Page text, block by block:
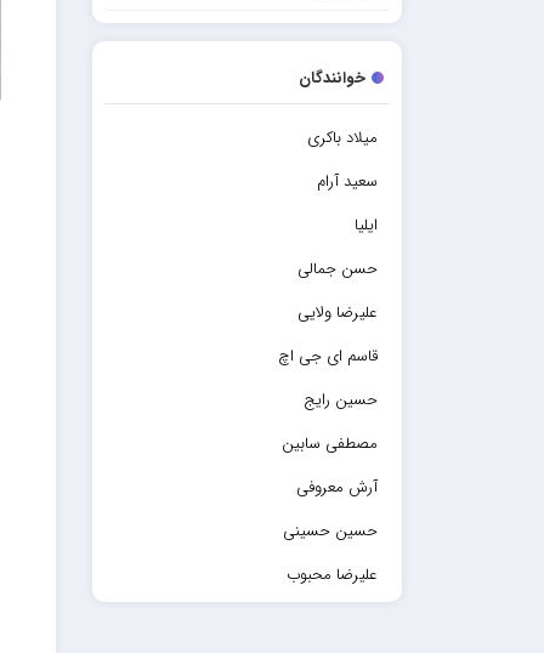
خوانندگان
میلاد باکری
سعید آرام
ایلیا
حسن جمالی
علیرضا ولایی
قاسم ای جی اچ
حسین رایج
مصطفی سابین
آرش معروفی
حسین حسینی
علیرضا محبوب